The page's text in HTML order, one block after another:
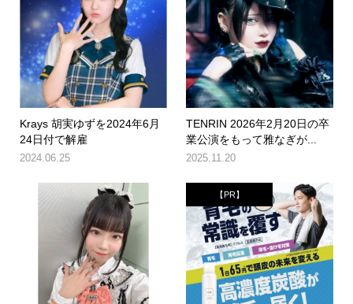
Krays 胡実ゆずを2024年6月
24日付で解雇
2024.06.25
TENRIN 2026年2月20日の卒
業公演をもって雅なぎが...
2025.11.20
【PR】